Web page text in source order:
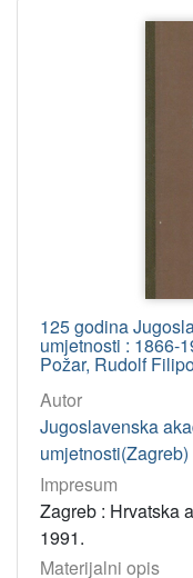
125 godina
umjetnosti : 1866-
Požar, Rudolf
Autor
Jugoslavenska
umjetnosti(Zagreb)
Impresum
Zagreb : Hrvatska
1991.
Materijalni opis